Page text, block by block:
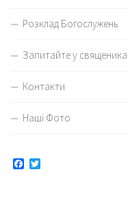
Розклад Богослужень
Запитайте у священика
Контакти
Наші Фото
Facebook